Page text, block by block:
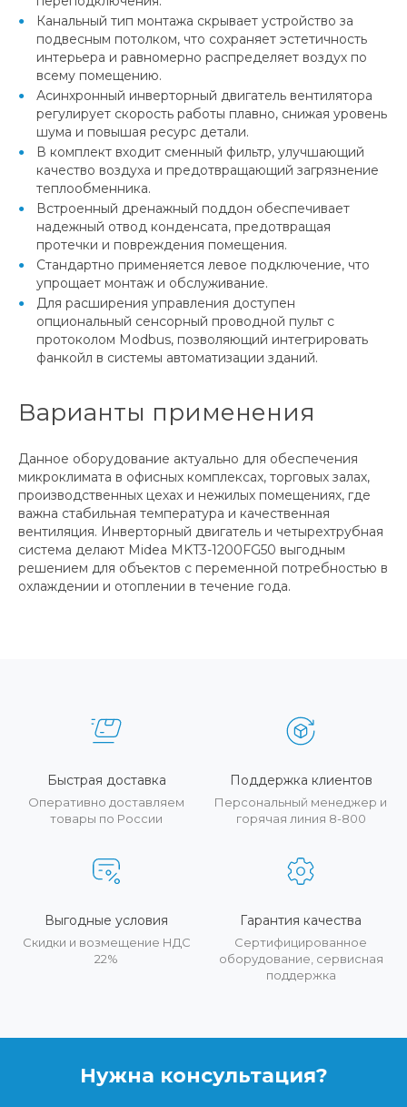
Канальный тип монтажа скрывает устройство за
подвесным потолком, что сохраняет эстетичность
интерьера и равномерно распределяет воздух по
всему помещению.
Асинхронный инверторный двигатель вентилятора
регулирует скорость работы плавно, снижая уровень
шума и повышая ресурс детали.
В комплект входит сменный фильтр, улучшающий
качество воздуха и предотвращающий загрязнение
теплообменника.
Встроенный дренажный поддон обеспечивает
надежный отвод конденсата, предотвращая
протечки и повреждения помещения.
Стандартно применяется левое подключение, что
упрощает монтаж и обслуживание.
Для расширения управления доступен
опциональный сенсорный проводной пульт с
протоколом Modbus, позволяющий интегрировать
фанкойл в системы автоматизации зданий.
Варианты применения
Данное оборудование актуально для обеспечения
микроклимата в офисных комплексах, торговых залах,
производственных цехах и нежилых помещениях, где
важна стабильная температура и качественная
вентиляция. Инверторный двигатель и четырехтрубная
система делают Midea MKT3-1200FG50 выгодным
решением для объектов с переменной потребностью в
охлаждении и отоплении в течение года.
Быстрая доставка
Оперативно доставляем
товары по России
Поддержка клиентов
Персональный менеджер и
горячая линия 8-800
Выгодные условия
Скидки и возмещение НДС
22%
Гарантия качества
Сертифицированное
оборудование, сервисная
поддержка
Нужна консультация?